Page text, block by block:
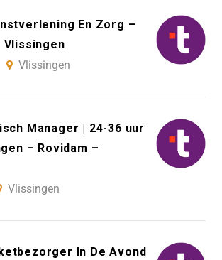
En Zorg –
Vlissingen
Manager | 24-36 uur
– Rovidam –
Vlissingen
In De Avond